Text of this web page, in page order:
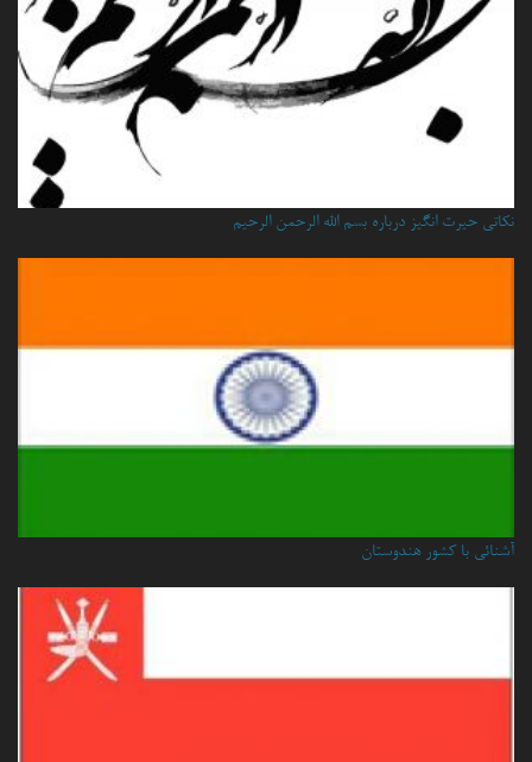
نكاتي حيرت انگيز درباره بسم الله الرحمن الرحيم
آشنائی با کشور هندوستان